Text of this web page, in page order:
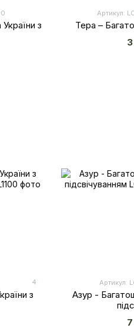
з
Артикул:
Тера –
4
з
Артикул:
Азур -